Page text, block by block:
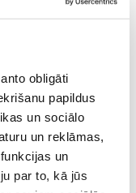
obligāti
papildus
un sociālo
un reklāmas,
un
par to, kā jūs
11.92 €
☀️